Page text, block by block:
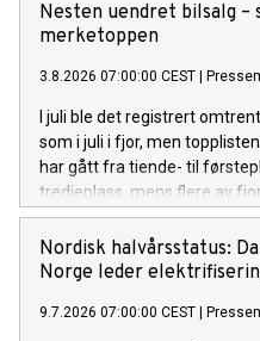
Nesten uendret bilsalg
merketoppen
3.8.2026 07:00:00 CEST
I juli ble det registrert
som i juli i fjor, men
har gått fra tiende- til
tredjeplass, mens flere av
tilbake.
Nordisk halvårsstatus:
Norge leder
9.7.2026 07:00:00 CEST